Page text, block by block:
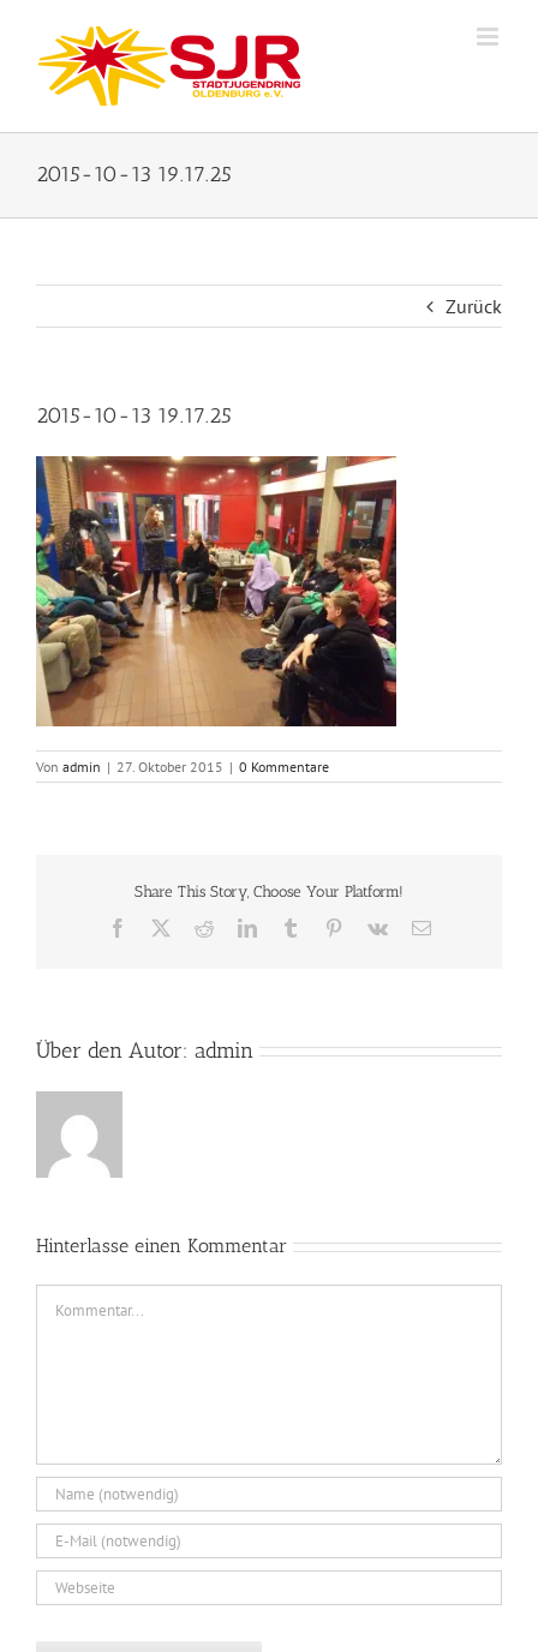
springen
2015-10-13 19.17.25
Zurück
2015-10-13 19.17.25
Von admin | 27. Oktober 2015 | 0 Kommentare
Share This Story, Choose Your Platform!
Facebook RedditLinkedInTumblr Pinterest
Vk
E-
Über den Autor: admin
Hinterlasse einen Kommentar